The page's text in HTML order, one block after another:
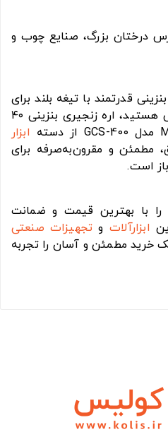
درختان بزرگ، صنایع چوب و
قدرتمند با تیغه بلند برای
کارهای سنگین و نیمه‌صنعتی هستید، اره زنجیری بنزینی ۴۰
ابزار
مطمئن و مقرون‌به‌صرفه برای
است.
با بهترین قیمت و ضمانت
ابزارآلات وتجهیزات صنعتی
خرید مطمئن و آسان را تجربه